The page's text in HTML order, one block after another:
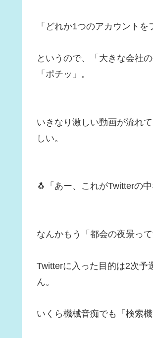
「どれか1つのアカウントを
というので、「大きな会社
「ポチッ」。
いきなり激しい動画が流れ
しい。
🐧「あー、これがTwitterの
なんかもう「都会の夜景っ
Twitterに入った目的は2次予
ん。
いくら機械音痴でも「検索